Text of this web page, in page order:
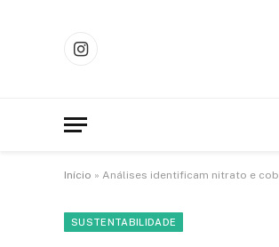
Instagram
Início » Análises identificam nitrato e
SUSTENTABILIDADE